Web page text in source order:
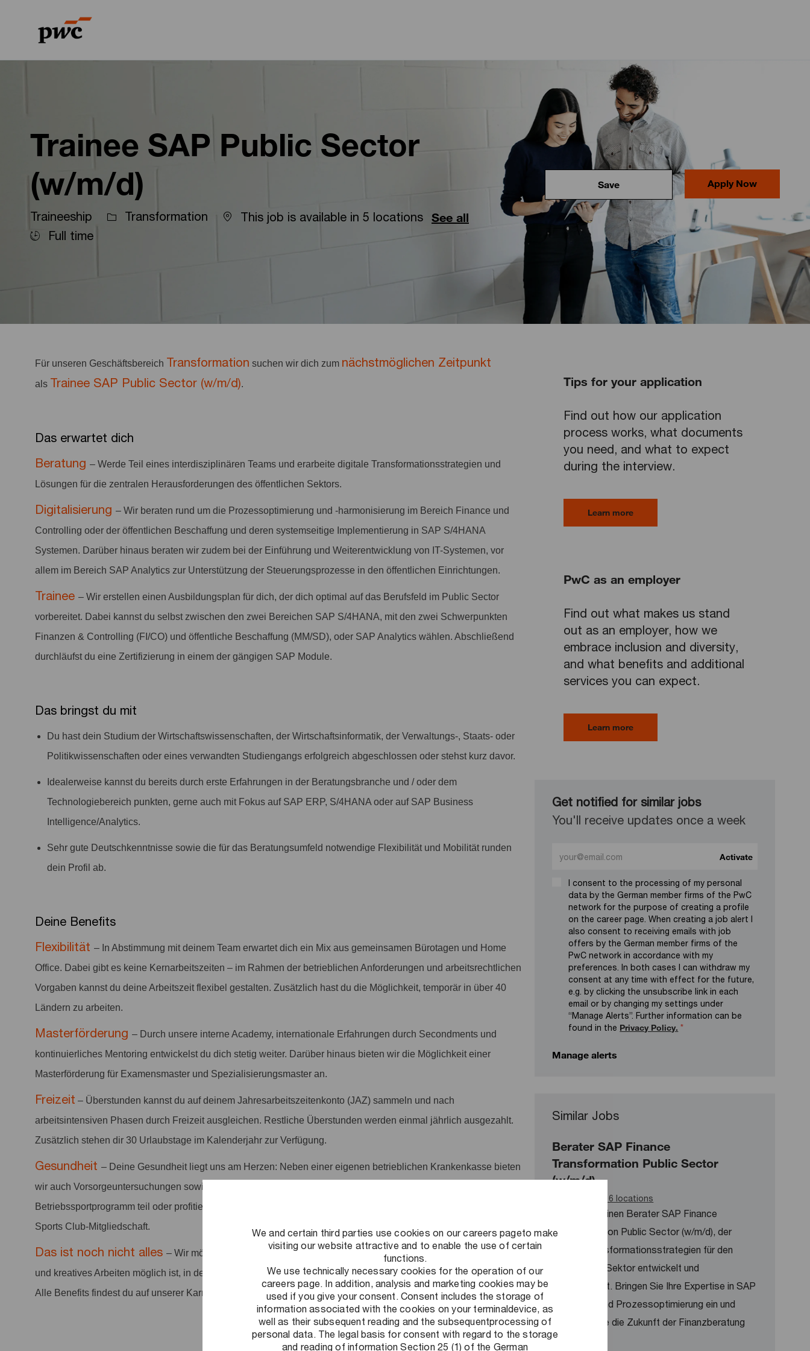
We and certain third parties use cookies on our careers pageto make
visiting our website attractive and to enable the use of certain
functions.
We use technically necessary cookies for the operation of our
careers page. In addition, analysis and marketing cookies may be
used if you give your consent. Consent includes the storage of
information associated with the cookies on your terminaldevice, as
well as their subsequent reading and the subsequentprocessing of
personal data. The legal basis for consent with regard to the storage
and reading of information Section 25 (1) of the German
Trainee SAP Public Sector
(w/m/d)
Traineeship Transformation This job is available in 5 locations See all
Full time
Save Apply Now
Für unseren Geschäftsbereich Transformation suchen wir dich zum nächstmöglichen Zeitpunkt
als Trainee SAP Public Sector (w/m/d).
Das erwartet dich
Beratung – Werde Teil eines interdisziplinären Teams und erarbeite digitale Transformationsstrategien und
Lösungen für die zentralen Herausforderungen des öffentlichen Sektors.
Digitalisierung – Wir beraten rund um die Prozessoptimierung und -harmonisierung im Bereich Finance und
Controlling oder der öffentlichen Beschaffung und deren systemseitige Implementierung in SAP S/4HANA
Systemen. Darüber hinaus beraten wir zudem bei der Einführung und Weiterentwicklung von IT-Systemen, vor
allem im Bereich SAP Analytics zur Unterstützung der Steuerungsprozesse in den öffentlichen Einrichtungen.
Trainee – Wir erstellen einen Ausbildungsplan für dich, der dich optimal auf das Berufsfeld im Public Sector
vorbereitet. Dabei kannst du selbst zwischen den zwei Bereichen SAP S/4HANA, mit den zwei Schwerpunkten
Finanzen & Controlling (FI/CO) und öffentliche Beschaffung (MM/SD), oder SAP Analytics wählen. Abschließend
durchläufst du eine Zertifizierung in einem der gängigen SAP Module.
Das bringst du mit
Du hast dein Studium der Wirtschaftswissenschaften, der Wirtschaftsinformatik, der Verwaltungs-, Staats- oder
Politikwissenschaften oder eines verwandten Studiengangs erfolgreich abgeschlossen oder stehst kurz davor.
Idealerweise kannst du bereits durch erste Erfahrungen in der Beratungsbranche und / oder dem
Technologiebereich punkten, gerne auch mit Fokus auf SAP ERP, S/4HANA oder auf SAP Business
Intelligence/Analytics.
Sehr gute Deutschkenntnisse sowie die für das Beratungsumfeld notwendige Flexibilität und Mobilität runden
dein Profil ab.
Deine Benefits
Flexibilität – In Abstimmung mit deinem Team erwartet dich ein Mix aus gemeinsamen Bürotagen und Home
Office. Dabei gibt es keine Kernarbeitszeiten – im Rahmen der betrieblichen Anforderungen und arbeitsrechtlichen
Vorgaben kannst du deine Arbeitszeit flexibel gestalten. Zusätzlich hast du die Möglichkeit, temporär in über 40
Ländern zu arbeiten.
Masterförderung – Durch unsere interne Academy, internationale Erfahrungen durch Secondments und
kontinuierliches Mentoring entwickelst du dich stetig weiter. Darüber hinaus bieten wir die Möglichkeit einer
Masterförderung für Examensmaster und Spezialisierungsmaster an.
Freizeit – Überstunden kannst du auf deinem Jahresarbeitszeitenkonto (JAZ) sammeln und nach
arbeitsintensiven Phasen durch Freizeit ausgleichen. Restliche Überstunden werden einmal jährlich ausgezahlt.
Zusätzlich stehen dir 30 Urlaubstage im Kalenderjahr zur Verfügung.
Gesundheit – Deine Gesundheit liegt uns am Herzen: Neben einer eigenen betrieblichen Krankenkasse bieten
wir auch Vorsorgeuntersuchungen sowie Sportangebote an. Nimm an unserem kostenlosen
Betriebssportprogramm teil oder profitiere von vergünstigten Beiträgen in diversen Fitnessstudios oder einer Urban
Sports Club-Mitgliedschaft.
Das ist noch nicht alles – Wir möchten ein positives Arbeitsumfeld schaffen: Ein Umfeld, in dem flexibles
und kreatives Arbeiten möglich ist, in dem Arbeit anerkannt und Leistung honoriert wird und auf das wir stolz sind.
Alle Benefits findest du auf unserer Karriereseite.
Tips for your application
Find out how our application
process works, what documents
you need, and what to expect
during the interview.
Learn more
PwC as an employer
Find out what makes us stand
out as an employer, how we
embrace inclusion and diversity,
and what benefits and additional
services you can expect.
Learn more
Get notified for similar jobs
You'll receive updates once a week
I consent to the processing of my personal
data by the German member firms of the PwC
network for the purpose of creating a profile
on the career page. When creating a job alert I
also consent to receiving emails with job
offers by the German member firms of the
PwC network in accordance with my
preferences. In both cases I can withdraw my
consent at any time with effect for the future,
e.g. by clicking the unsubscribe link in each
email or by changing my settings under
“Manage Alerts”. Further information can be
found in the Privacy Policy. *
Activate
Manage alerts
Similar Jobs
Berater SAP Finance
Transformation Public Sector
(w/m/d)
Available in 6 locations
Wir suchen einen Berater SAP Finance
Transformation Public Sector (w/m/d), der
digitale Transformationsstrategien für den
öffentlichen Sektor entwickelt und
implementiert. Bringen Sie Ihre Expertise in SAP
S/4 HANA und Prozessoptimierung ein und
gestalten Sie die Zukunft der Finanzberatung
mit uns!